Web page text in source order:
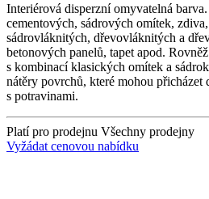
Interiérová disperzní omyvatelná
cementových, sádrových omítek,
sádrovláknitých, dřevovláknitých a
betonových panelů, tapet apod.
s kombinací klasických omítek a
nátěry povrchů, které mohou přicházet
s potravinami.
Platí pro prodejnu Všechny prodejny
Vyžádat cenovou nabídku